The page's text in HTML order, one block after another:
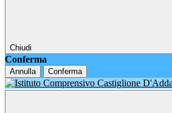
Chiudi
Conferma
Annulla Conferma